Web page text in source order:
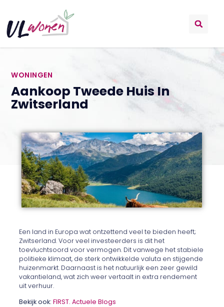
WONINGEN
Aankoop Tweede Huis In
Zwitserland
Een land in Europa wat ontzettend veel te bieden heeft;
Zwitserland. Voor veel investeerders is dit het
toevluchtsoord voor vermogen. Dit vanwege het stabiele
politieke klimaat, de sterk ontwikkelde valuta en stijgende
huizenmarkt. Daarnaast is het natuurlijk een zeer gewild
vakantieland, wat zich weer vertaalt in extra rendement
uit verhuur.
Bekijk ook:FIRST. Actuele Blogs